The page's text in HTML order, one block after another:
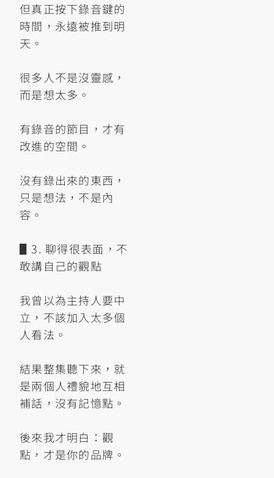
但真正按下錄音鍵的
時間，永遠被推到明
天。
很多人不是沒靈感，
而是想太多。
有錄音的節目，才有
改進的空間。
沒有錄出來的東西，
只是想法，不是內
容。
▋3. 聊得很表面，不
敢講自己的觀點
我曾以為主持人要中
立，不該加入太多個
人看法。
結果整集聽下來，就
是兩個人禮貌地互相
補話，沒有記憶點。
後來我才明白：觀
點，才是你的品牌。